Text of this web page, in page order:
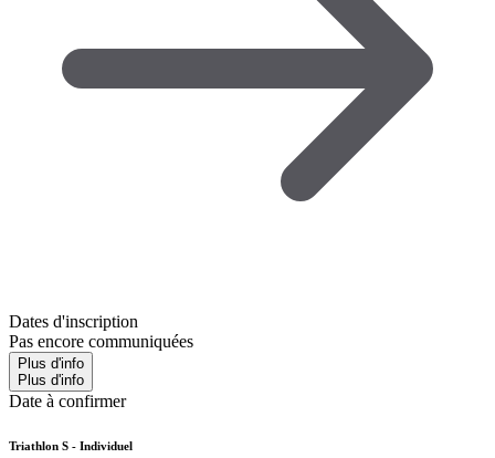
Dates d'inscription
Pas encore communiquées
Plus d'info
Plus d'info
Date à confirmer
Triathlon S - Individuel